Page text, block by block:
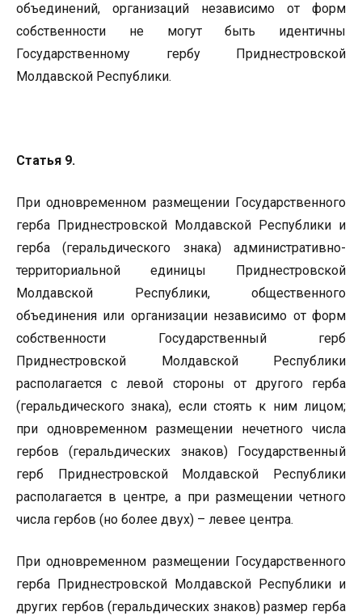
объединений, организаций независимо от форм
собственности не могут быть идентичны
Государственному гербу Приднестровской
Молдавской Республики.
Статья 9.
При одновременном размещении Государственного
герба Приднестровской Молдавской Республики и
герба (геральдического знака) административно-
территориальной единицы Приднестровской
Молдавской Республики, общественного
объединения или организации независимо от форм
собственности Государственный герб
Приднестровской Молдавской Республики
располагается с левой стороны от другого герба
(геральдического знака), если стоять к ним лицом;
при одновременном размещении нечетного числа
гербов (геральдических знаков) Государственный
герб Приднестровской Молдавской Республики
располагается в центре, а при размещении четного
числа гербов (но более двух) – левее центра.
При одновременном размещении Государственного
герба Приднестровской Молдавской Республики и
других гербов (геральдических знаков) размер герба